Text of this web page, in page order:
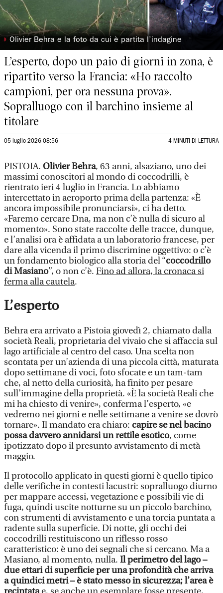
◗ Olivier Behra e la foto da cui è partita l’indagine
L’esperto, dopo un paio di giorni in zona, è
ripartito verso la Francia: «Ho raccolto
campioni, per ora nessuna prova».
Sopralluogo con il barchino insieme al
titolare
05 luglio 2026 08:56 4 MINUTI DI LETTURA
PISTOIA. Olivier Behra, 63 anni, alsaziano, uno dei
massimi conoscitori al mondo di coccodrilli, è
rientrato ieri 4 luglio in Francia. Lo abbiamo
intercettato in aeroporto prima della partenza: «È
ancora impossibile pronunciarsi», ci ha detto.
«Faremo cercare Dna, ma non c’è nulla di sicuro al
momento». Sono state raccolte delle tracce, dunque,
e l’analisi ora è affidata a un laboratorio francese, per
dare alla vicenda il primo discrimine oggettivo: o c’è
un fondamento biologico alla storia del “coccodrillo
di Masiano”, o non c’è. Fino ad allora, la cronaca si
ferma alla cautela.
L’esperto
Behra era arrivato a Pistoia giovedì 2, chiamato dalla
società Reali, proprietaria del vivaio che si affaccia sul
lago artificiale al centro del caso. Una scelta non
scontata per un’azienda di una piccola città, maturata
dopo settimane di voci, foto sfocate e un tam-tam
che, al netto della curiosità, ha finito per pesare
sull’immagine della proprietà. «È la società Reali che
mi ha chiesto di venire», conferma l’esperto, «e
vedremo nei giorni e nelle settimane a venire se dovrò
tornare». Il mandato era chiaro: capire se nel bacino
possa davvero annidarsi un rettile esotico, come
ipotizzato dopo il presunto avvistamento di metà
maggio.
Il protocollo applicato in questi giorni è quello tipico
delle verifiche in contesti lacustri: sopralluogo diurno
per mappare accessi, vegetazione e possibili vie di
fuga, quindi uscite notturne su un piccolo barchino,
con strumenti di avvistamento e una torcia puntata a
radente sulla superficie. Di notte, gli occhi dei
coccodrilli restituiscono un riflesso rosso
caratteristico: è uno dei segnali che si cercano. Ma a
Masiano, al momento, nulla. Il perimetro del lago –
due ettari di superficie per una profondità che arriva
a quindici metri – è stato messo in sicurezza; l’area è